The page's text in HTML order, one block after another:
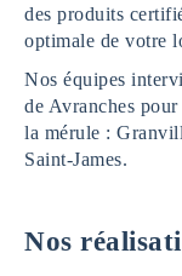
des produits
optimale de votre
Nos équipes
de Avranches
la mérule :
Saint-James.
Nos